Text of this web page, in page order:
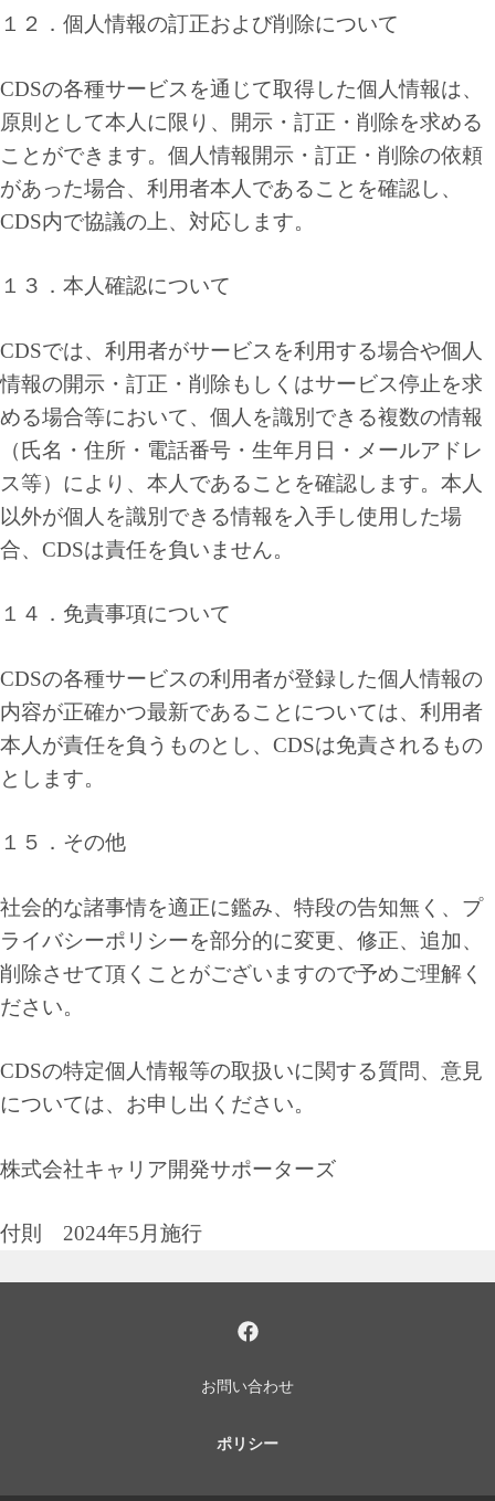
１２．個人情報の訂正および削除について
CDSの各種サービスを通じて取得した個人情報は、
原則として本人に限り、開示・訂正・削除を求める
ことができます。個人情報開示・訂正・削除の依頼
があった場合、利用者本人であることを確認し、
CDS内で協議の上、対応します。
１３．本人確認について
CDSでは、利用者がサービスを利用する場合や個人
情報の開示・訂正・削除もしくはサービス停止を求
める場合等において、個人を識別できる複数の情報
（氏名・住所・電話番号・生年月日・メールアドレ
ス等）により、本人であることを確認します。本人
以外が個人を識別できる情報を入手し使用した場
合、CDSは責任を負いません。
１４．免責事項について
CDSの各種サービスの利用者が登録した個人情報の
内容が正確かつ最新であることについては、利用者
本人が責任を負うものとし、CDSは免責されるもの
とします。
１５．その他
社会的な諸事情を適正に鑑み、特段の告知無く、プ
ライバシーポリシーを部分的に変更、修正、追加、
削除させて頂くことがございますので予めご理解く
ださい。
CDSの特定個人情報等の取扱いに関する質問、意見
については、お申し出ください。
株式会社キャリア開発サポーターズ
付則 2024年5月施行
お問い合わせ
ポリシー